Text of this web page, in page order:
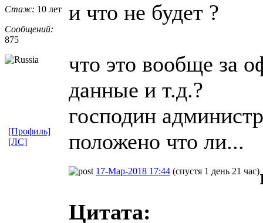
Стаж: 10 лет
Сообщений:
875
и что не будет ?
что это вообще за
данные и т.д.?
господин
положено что ли...
[Профиль]
[ЛС]
17-Мар-2018 17:44 (спустя 1 день 21 час)
Цитата: